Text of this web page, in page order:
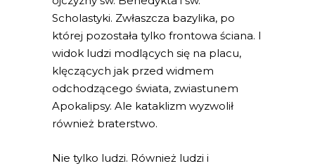
Scholastyki. Zwłaszcza bazylika, po
której pozostała tylko frontowa ściana. I
widok ludzi modlących się na placu,
klęczących jak przed widmem
odchodzącego świata, zwiastunem
Apokalipsy. Ale kataklizm wyzwolił
również braterstwo.
Nie tylko ludzi. Również ludzi i